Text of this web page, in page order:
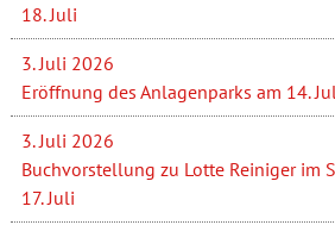
18. Juli
3. Juli 2026
Eröffnung des Anlagenparks am 14.
3. Juli 2026
Buchvorstellung zu Lotte Reiniger im
17. Juli